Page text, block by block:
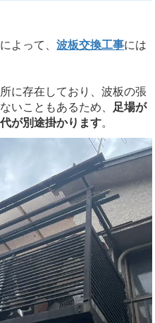
よって、波板交換工事には
に存在しており、波板の張
いこともあるため、 足場が
が別途掛かります。